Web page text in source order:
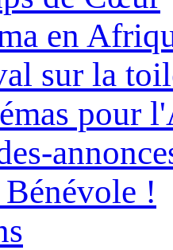
en
sur la
pour
!